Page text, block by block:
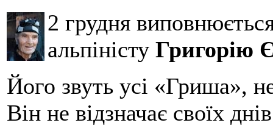
2 грудня
альпіністу Григорію
Його звуть усі «Гриша»,
Він не відзначає своїх